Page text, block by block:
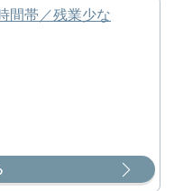
間帯／残業少な